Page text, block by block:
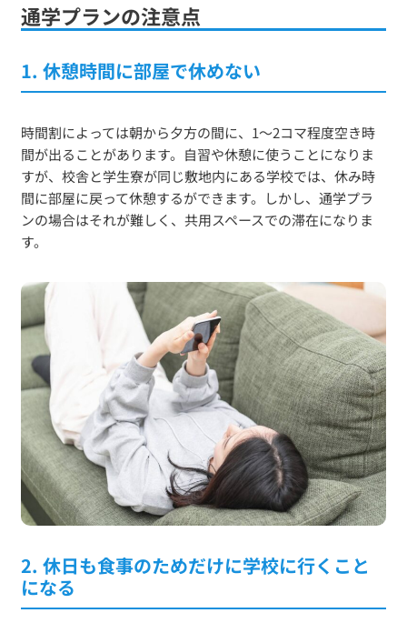
通学プランの注意点
1. 休憩時間に部屋で休めない
時間割によっては朝から夕方の間に、1～2コマ程度空き時
間が出ることがあります。自習や休憩に使うことになりま
すが、校舎と学生寮が同じ敷地内にある学校では、休み時
間に部屋に戻って休憩するができます。しかし、通学プラ
ンの場合はそれが難しく、共用スペースでの滞在になりま
す。
2. 休日も食事のためだけに学校に行くこと
になる